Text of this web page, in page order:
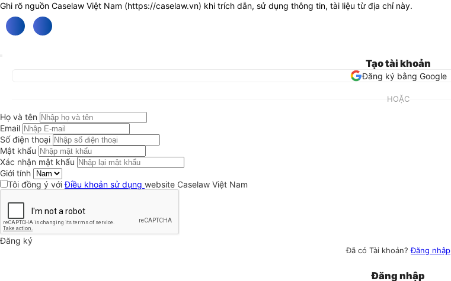
Ghi rõ nguồn Caselaw Việt Nam (https://caselaw.vn) khi trích dẫn, sử dụng thông tin, tài liệu từ địa chỉ này.
Tạo tài khoản
Đăng ký bằng Google
HOẶC
Họ và tên
Email
Số điện thoại
Mật khẩu
Xác nhận mật khẩu
Giới tính
Tôi đồng ý vớiĐiều khoản sử dụng website Caselaw Việt Nam
Đăng ký
Đã có Tài khoản?Đăng nhập
Đăng nhập